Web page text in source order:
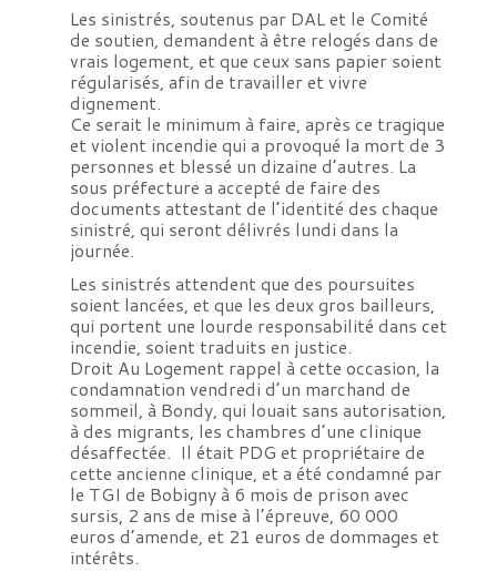
Les sinistrés, soutenus par DAL et le Comité
de soutien, demandent à être relogés dans de
vrais logement, et que ceux sans papier soient
régularisés, afin de travailler et vivre
dignement.
Ce serait le minimum à faire, après ce tragique
et violent incendie qui a provoqué la mort de 3
personnes et blessé un dizaine d’autres. La
sous préfecture a accepté de faire des
documents attestant de l’identité des chaque
sinistré, qui seront délivrés lundi dans la
journée.
Les sinistrés attendent que des poursuites
soient lancées, et que les deux gros bailleurs,
qui portent une lourde responsabilité dans cet
incendie, soient traduits en justice.
Droit Au Logement rappel à cette occasion, la
condamnation vendredi d’un marchand de
sommeil, à Bondy, qui louait sans autorisation,
à des migrants, les chambres d’une clinique
désaffectée. Il était PDG et propriétaire de
cette ancienne clinique, et a été condamné par
le TGI de Bobigny à 6 mois de prison avec
sursis, 2 ans de mise à l’épreuve, 60 000
euros d’amende, et 21 euros de dommages et
intérêts.